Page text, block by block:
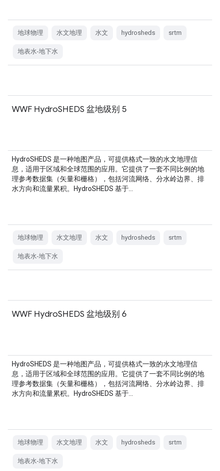
地球物理 水文地理 水文 hydrosheds srtm
地表水-地下水
WWF HydroSHEDS 盆地级别 5
HydroSHEDS 是一种地图产品，可提供格式一致的水文地理信
息，适用于区域和全球范围的应用。它提供了一套不同比例的地
理参考数据集（矢量和栅格），包括河流网络、分水岭边界、排
水方向和流量累积。HydroSHEDS 基于…
地球物理 水文地理 水文 hydrosheds srtm
地表水-地下水
WWF HydroSHEDS 盆地级别 6
HydroSHEDS 是一种地图产品，可提供格式一致的水文地理信
息，适用于区域和全球范围的应用。它提供了一套不同比例的地
理参考数据集（矢量和栅格），包括河流网络、分水岭边界、排
水方向和流量累积。HydroSHEDS 基于…
地球物理 水文地理 水文 hydrosheds srtm
地表水-地下水